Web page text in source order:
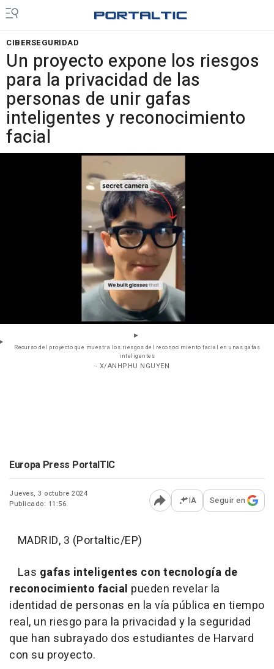
CIBERSEGURIDAD
Un proyecto expone los riesgos
para la privacidad de las
personas de unir gafas
inteligentes y reconocimiento
facial
Recurso del proyecto que muestra los riesgos del reconocimiento facial en unas gafas
inteligentes
- X/ANHPHU NGUYEN
Europa Press PortalTIC
Jueves, 3 octubre 2024
Publicado: 11:56
Abrir opciones para
IA Seguir en
MADRID, 3 (Portaltic/EP)
Las gafas inteligentes con tecnología de
reconocimiento facial pueden revelar la
identidad de personas en la vía pública en tiempo
real, un riesgo para la privacidad y la seguridad
que han subrayado dos estudiantes de Harvard
con su proyecto.